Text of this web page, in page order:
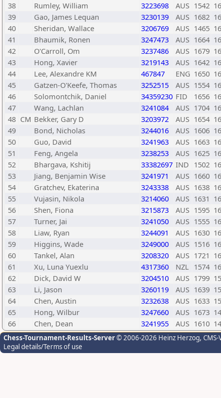
38
Rumley, William 3223698 AUS 1542
39
Gao, James Lequan 3230139 AUS 1682
40
Sheridan, Wallace 3206769 AUS 1465
41
Bhaumik, Ronen 3247473 AUS 1664
42
O'Carroll, Om 3237486 AUS 1679
43
Hong, Xavier 3219143 AUS 1642
44
Lee, Alexandre KM 467847 ENG 1650
45
Gatzen-O'Keefe, Thomas 3252515 AUS 1554
46
Solomontchik, Daniel 34359230 FID 1656
47
Wang, Lachlan 3241084 AUS 1704
48 CM Bekker, Gary D 3203972 AUS 1654
49
Bond, Nicholas 3244016 AUS 1606
50
Guo, David 3241963 AUS 1663
51
Feng, Angela 3238253 AUS 1625
52
Bhargava, Kshitij 33382697 IND 1502
53
Jiang, Benjamin Wise 3241971 AUS 1660
54
Gratchev, Ekaterina 3243338 AUS 1638
55
Vujasin, Nikola 3214060 AUS 1631
56
Shen, Fiona 3215873 AUS 1595
57
Turner, Jai 3241050 AUS 1555
58
Liaw, Ryan 3244091 AUS 1630
59
Higgins, Wade 3249000 AUS 1516
60
Tankel, Alan 3208320 AUS 1721
61
Xu, Luna Yuexlu 4317360 NZL 1574
62
Dick, David W 3204510 AUS 1799
63
Li, Jason 3260119 AUS 1639
64
Chen, Austin 3232638 AUS 1633
65
Hong, Wilbur 3247660 AUS 1673
66
Chen, Dean 3241955 AUS 1610
Chess-Tournament-Results-Server© 2006-2026 Heinz Herzog,
Legal details/Terms of use